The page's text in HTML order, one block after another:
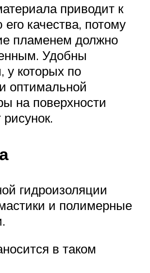
приводит к
качества, потому
пламенем должно
Удобны
у которых по
оптимальной
на поверхности
рисунок.
гидроизоляции
и полимерные
в таком